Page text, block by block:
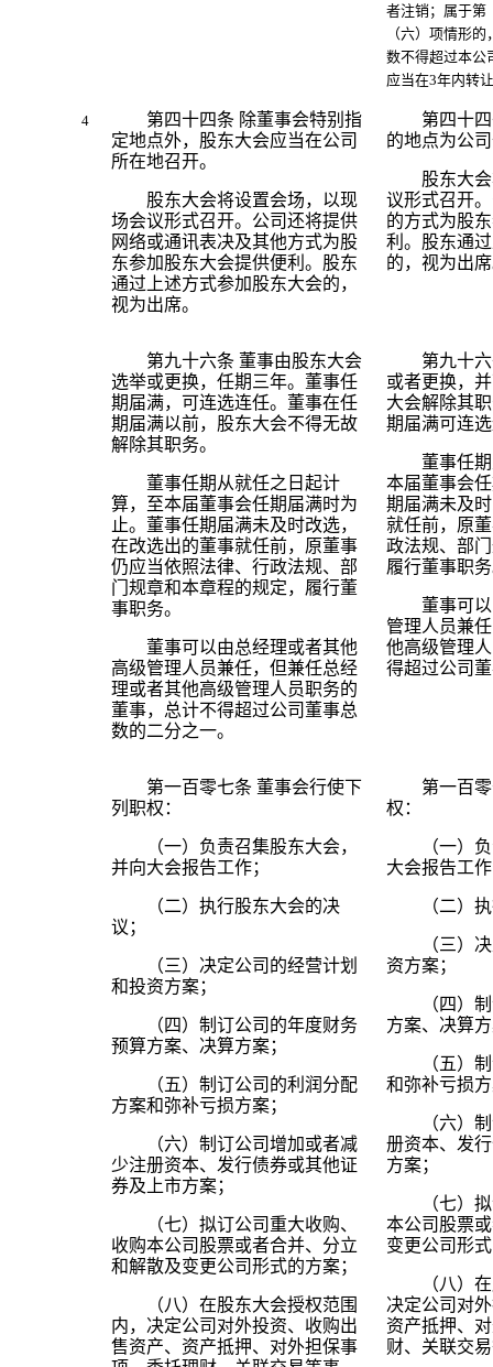
者注销；属于第
（六）项情形
数不得超过本公
应当在3年内转
4 第四十四条 除董事会特别指
定地点外，股东大会应当在公司
所在地召开。
股东大会将设置会场，以现
场会议形式召开。公司还将提供
网络或通讯表决及其他方式为股
东参加股东大会提供便利。股东
通过上述方式参加股东大会的，
视为出席。
第四十
的地点为公
股东大
议形式召开
的方式为股
利。股东通
的，视为出
第九十六条 董事由股东大会
选举或更换，任期三年。董事任
期届满，可连选连任。董事在任
期届满以前，股东大会不得无故
解除其职务。
董事任期从就任之日起计
算，至本届董事会任期届满时为
止。董事任期届满未及时改选，
在改选出的董事就任前，原董事
仍应当依照法律、行政法规、部
门规章和本章程的规定，履行董
事职务。
董事可以由总经理或者其他
高级管理人员兼任，但兼任总经
理或者其他高级管理人员职务的
董事，总计不得超过公司董事总
数的二分之一。
第九十
或者更换，
大会解除其
期届满可连
董事任
本届董事会
期届满未及
就任前，原
政法规、部
履行董事职
董事可
管理人员兼
他高级管理
得超过公司
第一百零七条 董事会行使下
列职权：
（一）负责召集股东大会，
并向大会报告工作；
（二）执行股东大会的决
议；
（三）决定公司的经营计划
和投资方案；
（四）制订公司的年度财务
预算方案、决算方案；
（五）制订公司的利润分配
方案和弥补亏损方案；
（六）制订公司增加或者减
少注册资本、发行债券或其他证
券及上市方案；
（七）拟订公司重大收购、
收购本公司股票或者合并、分立
和解散及变更公司形式的方案；
（八）在股东大会授权范围
内，决定公司对外投资、收购出
售资产、资产抵押、对外担保事
第一百
权：
（一）
大会报告工
（二）
（三）
资方案；
（四）
方案、决算
（五）
和弥补亏损
（六）
册资本、发
方案；
（七）
本公司股票
变更公司形
（八）
决定公司对
资产抵押、
财、关联交